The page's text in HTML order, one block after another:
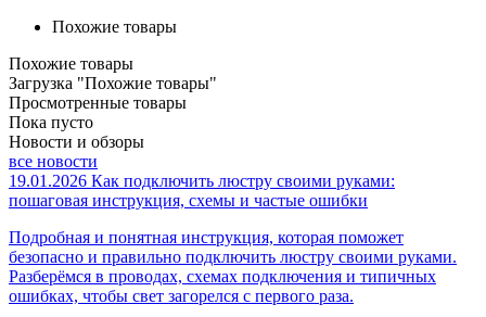
Похожие товары
Похожие товары
Загрузка "Похожие товары"
Просмотренные товары
Пока пусто
Новости и обзоры
все новости
19.01.2026 Как подключить люстру своими руками:
пошаговая инструкция, схемы и частые ошибки
Подробная и понятная инструкция, которая поможет
безопасно и правильно подключить люстру своими руками.
Разберёмся в проводах, схемах подключения и типичных
ошибках, чтобы свет загорелся с первого раза.